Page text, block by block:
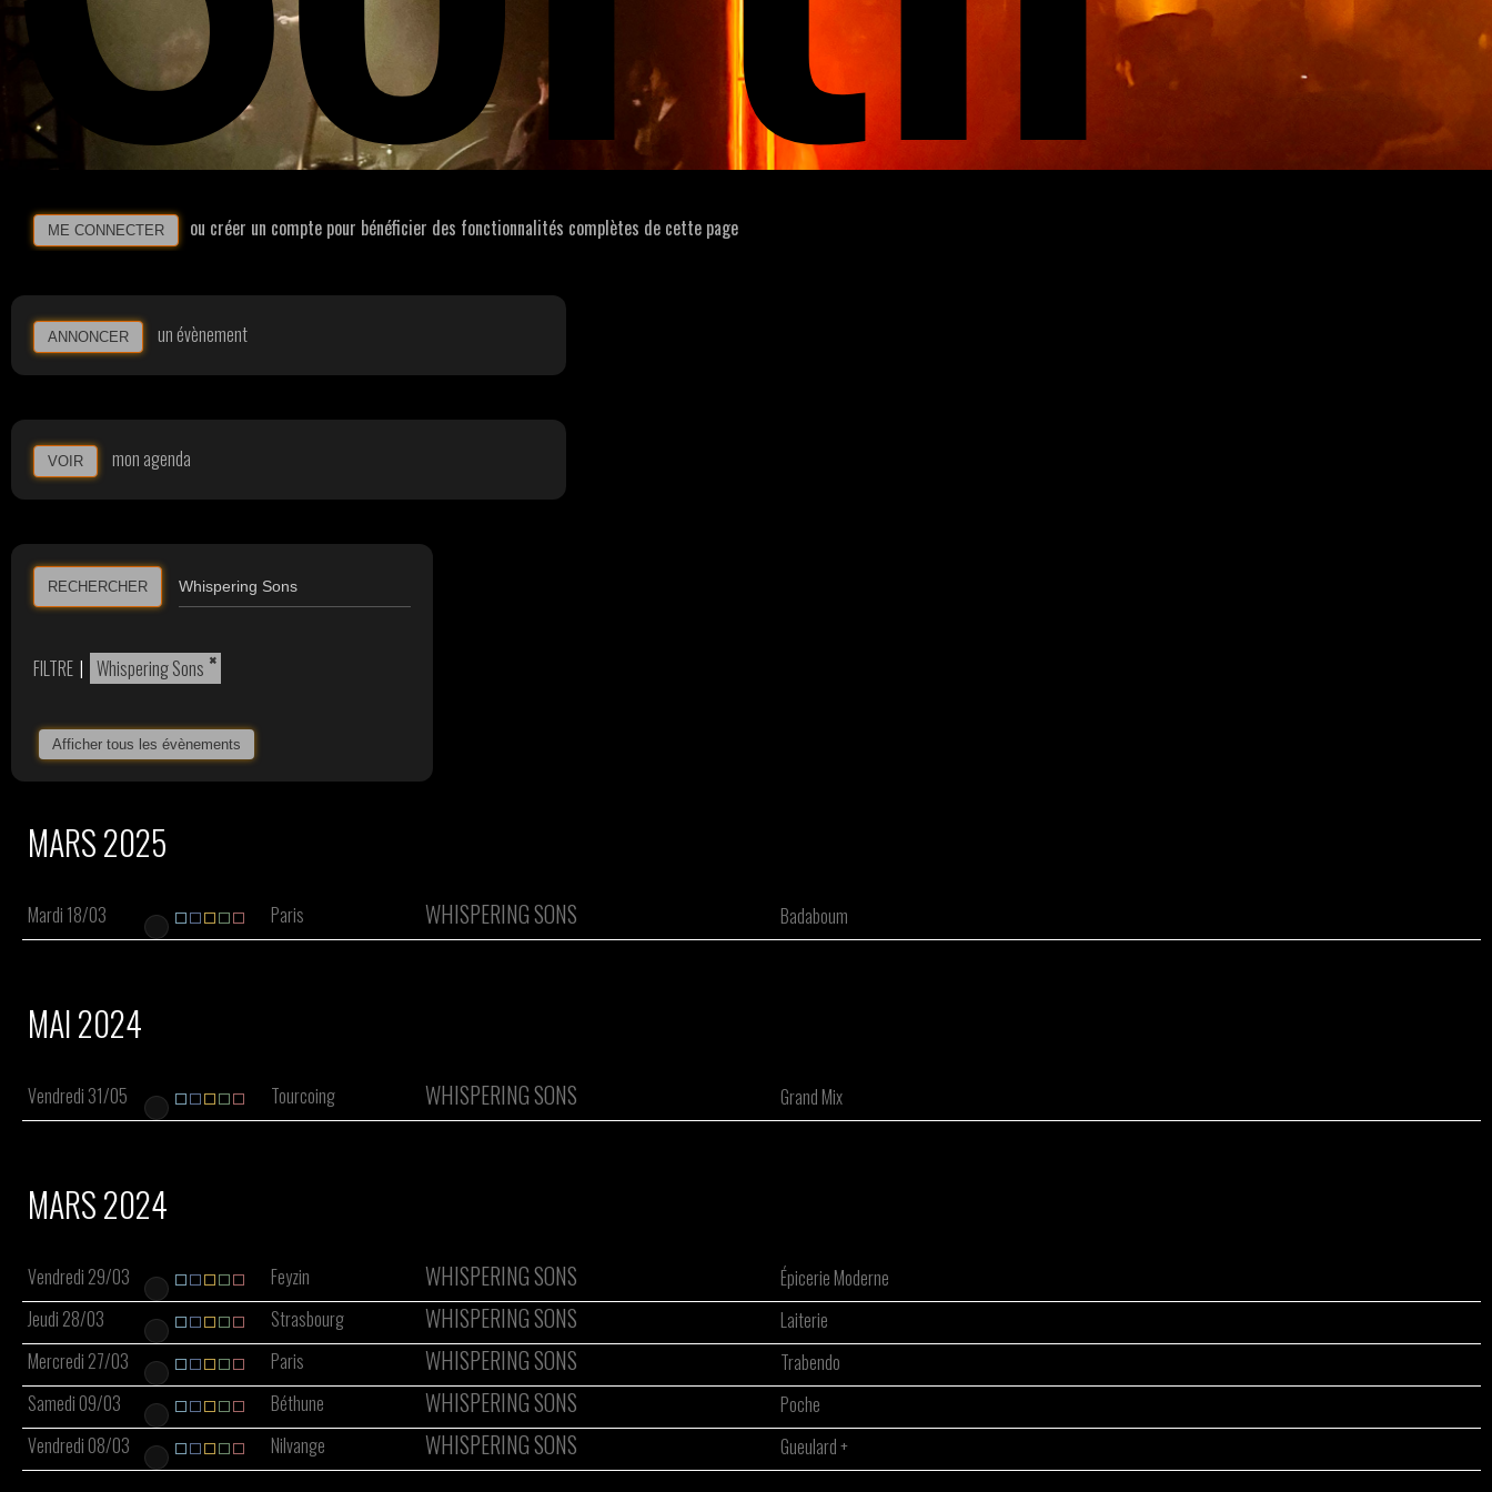
ME CONNECTER ou créer un compte pour bénéficier des fonctionnalités complètes de cette page
ANNONCER un évènement
VOIR mon agenda
RECHERCHER
FILTRE | ×
Whispering Sons
Afficher tous les évènements
MARS 2025
Mardi 18/03 Paris WHISPERING SONS Badaboum
MAI 2024
Vendredi 31/05 Tourcoing WHISPERING SONS Grand Mix
MARS 2024
Vendredi 29/03 Feyzin WHISPERING SONS
Épicerie Moderne
Jeudi 28/03
Strasbourg WHISPERING SONS
Laiterie
Mercredi 27/03
Paris WHISPERING SONS
Trabendo
Samedi 09/03
Béthune WHISPERING SONS
Poche
Vendredi 08/03
Nilvange WHISPERING SONS Gueulard +